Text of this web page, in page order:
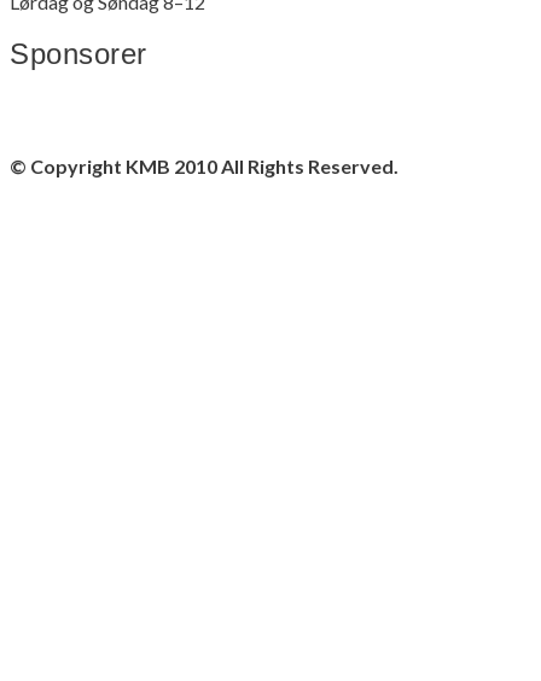
Sponsorer
© Copyright KMB 2010All Rights Reserved.